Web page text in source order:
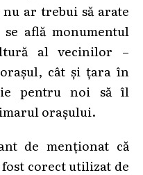
ar trebui să arate
află monumentul
al vecinilor –
cât și țara în
pentru noi să îl
orașului.
de menționat că
corect utilizat de